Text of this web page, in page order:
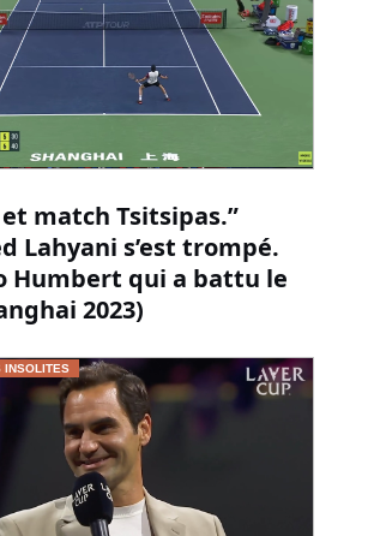
et match Tsitsipas.”
Lahyani s’est trompé.
Humbert qui a battu le
2023)
INSOLITES